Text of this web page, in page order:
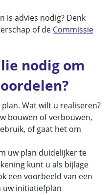
is advies nodig? Denk
of de Commissie
nodig om
Wat wilt u realiseren?
bouwen of verbouwen,
of gaat het om
uw plan duidelijker te
kunt u als bijlage
een voorbeeld van een
uw initiatiefplan